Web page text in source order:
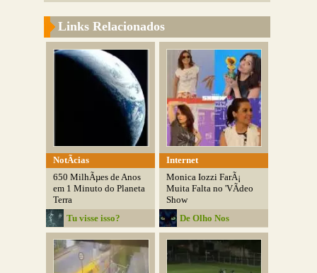
Links Relacionados
NotÃ­cias
650 MilhÃµes de Anos
em 1 Minuto do Planeta
Terra
Tu visse isso?
Internet
Monica Iozzi FarÃ¡
Muita Falta no 'VÃ­deo
Show
De Olho Nos
Detalhes